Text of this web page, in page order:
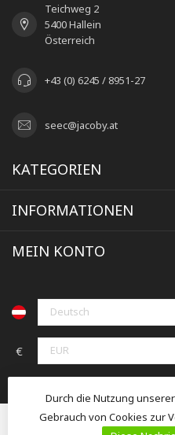
Teichweg 2
5400 Hallein
Österreich
+43 (0) 6245 / 8951-27
seec@jacoby.at
KATEGORIEN
INFORMATIONEN
MEIN KONTO
€
Durch die Nutzung
Gebrauch von Cookies zur